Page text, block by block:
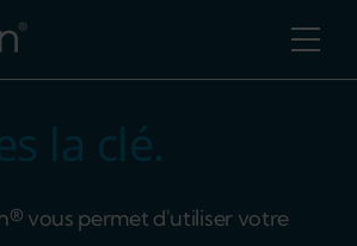
la clé.
vous permet d'utiliser votre